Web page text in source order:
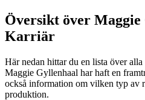
Översikt över Maggie
Karriär
Här nedan hittar du en lista över
Maggie Gyllenhaal har haft en
också information om vilken typ av
produktion.